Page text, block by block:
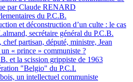
par Claude RENARD
du P.C.B.
et déconstruction d’un culte : le cas
secrétaire général du P.C.B.
chef partisan, député, ministre, Jean
« prince » communiste ?
et la scission grippiste de 1963
"Belgio" du P.C.I.
un intellectuel communiste